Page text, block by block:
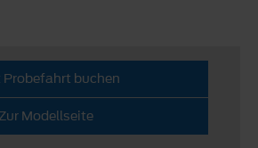
Probefahrt buchen
Modellseite